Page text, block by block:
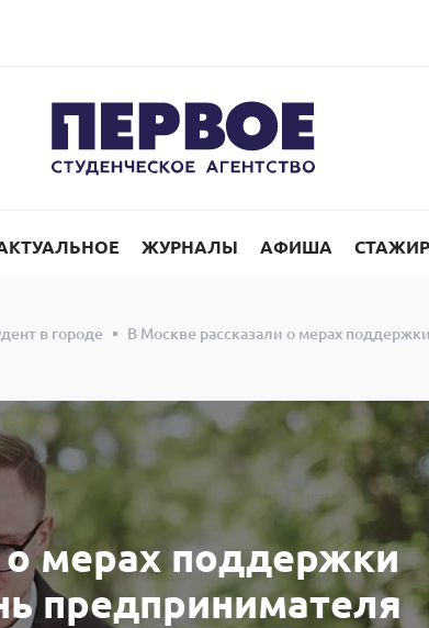
ЖУРНАЛЫ АФИША
в городе В Москве рассказали о мерах
о мерах поддержки
предпринимателя